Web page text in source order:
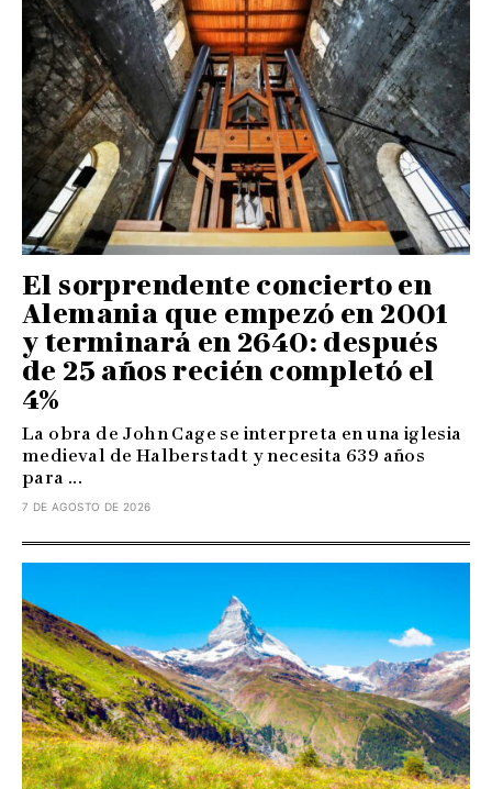
El sorprendente concierto en
Alemania que empezó en 2001
y terminará en 2640: después
de 25 años recién completó el
4%
La obra de John Cage se interpreta en una iglesia
medieval de Halberstadt y necesita 639 años
para ...
7 DE AGOSTO DE 2026